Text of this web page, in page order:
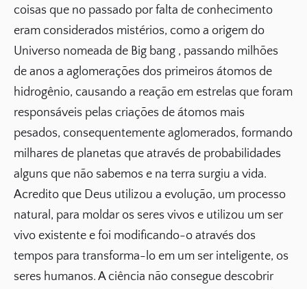
coisas que no passado por falta de conhecimento
eram considerados mistérios, como a origem do
Universo nomeada de Big bang , passando milhões
de anos a aglomerações dos primeiros átomos de
hidrogênio, causando a reação em estrelas que foram
responsáveis pelas criações de átomos mais
pesados, consequentemente aglomerados, formando
milhares de planetas que através de probabilidades
alguns que não sabemos e na terra surgiu a vida.
Acredito que Deus utilizou a evolução, um processo
natural, para moldar os seres vivos e utilizou um ser
vivo existente e foi modificando-o através dos
tempos para transforma-lo em um ser inteligente, os
seres humanos. A ciência não consegue descobrir